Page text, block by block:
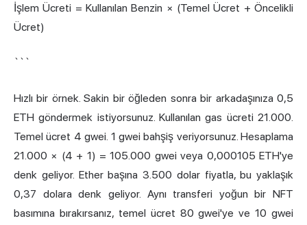
İşlem Ücreti = Kullanılan Benzin × (Temel Ücret + Öncelikli
Ücret)
```
Hızlı bir örnek. Sakin bir öğleden sonra bir arkadaşınıza 0,5
ETH göndermek istiyorsunuz. Kullanılan gas ücreti 21.000.
Temel ücret 4 gwei. 1 gwei bahşiş veriyorsunuz. Hesaplama
21.000 × (4 + 1) = 105.000 gwei veya 0,000105 ETH'ye
denk geliyor. Ether başına 3.500 dolar fiyatla, bu yaklaşık
0,37 dolara denk geliyor. Aynı transferi yoğun bir NFT
basımına bırakırsanız, temel ücret 80 gwei'ye ve 10 gwei